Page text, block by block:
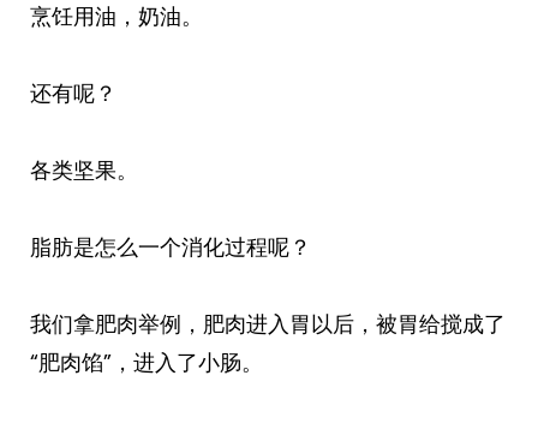
烹饪用油，奶油。
还有呢？
各类坚果。
脂肪是怎么一个消化过程呢？
我们拿肥肉举例，肥肉进入胃以后，被胃给搅成了
“肥肉馅”，进入了小肠。